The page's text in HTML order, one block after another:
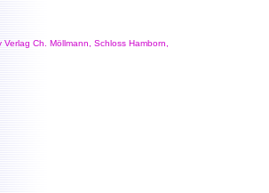
© by Verlag Ch. Möllmann, Schloss Hamborn,